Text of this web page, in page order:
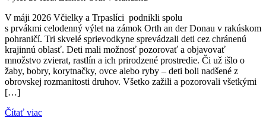
V máji 2026 Včielky a Trpaslíci podnikli spolu
s prvákmi celodenný výlet na zámok Orth an der Donau v rakúskom
pohraničí. Tri skvelé sprievodkyne sprevádzali deti cez chránenú
krajinnú oblasť. Deti mali možnosť pozorovať a objavovať
množstvo zvierat, rastlín a ich prirodzené prostredie. Či už išlo o
žaby, bobry, korytnačky, ovce alebo ryby – deti boli nadšené z
obrovskej rozmanitosti druhov. Všetko zažili a pozorovali všetkými
[…]
Čítať viac